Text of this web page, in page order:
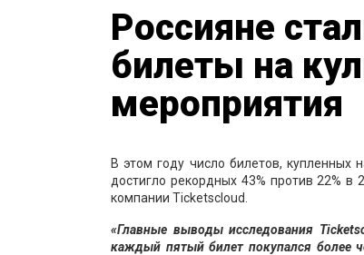
Россияне
билеты на
мероприятия
В этом году число билетов, купленных
достигло рекордных 43% против 22%
компании Ticketscloud.
«Главные выводы исследования
каждый пятый билет покупался более